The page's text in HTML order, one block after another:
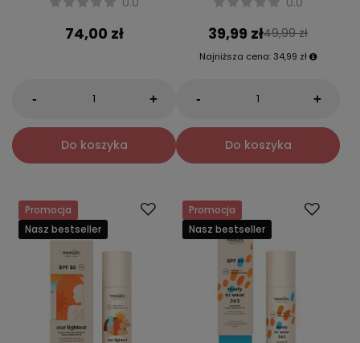
74,00 zł
- +
Do koszyka
39,99 zł49,99 zł
Najniższa cena: 34,99 zł
- +
Do koszyka
Promocja
Nasz bestseller
Promocja
Nasz bestseller